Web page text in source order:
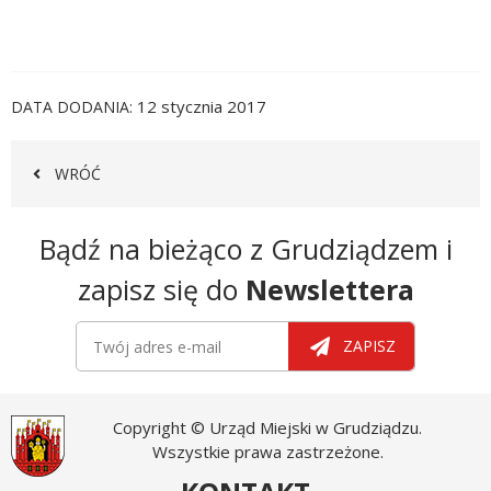
DATA DODANIA 12 stycznia 2017
WRÓĆ
Newsletter
Bądź na bieżąco z Grudziądzem i
zapisz się do Newslettera
ZAPISZ
Copyright © Urząd Miejski w Grudziądzu.
Wszystkie prawa zastrzeżone.